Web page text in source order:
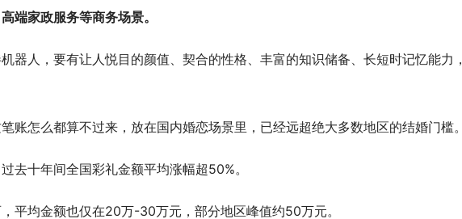
端家政服务等商务场景。
器人，要有让人悦目的颜值、契合的性格、丰富的知识储备、长短时记忆能力
账怎么都算不过来，放在国内婚恋场景里，已经远超绝大多数地区的结婚门槛。
去十年间全国彩礼金额平均涨幅超50%。
平均金额也仅在20万-30万元，部分地区峰值约50万元。